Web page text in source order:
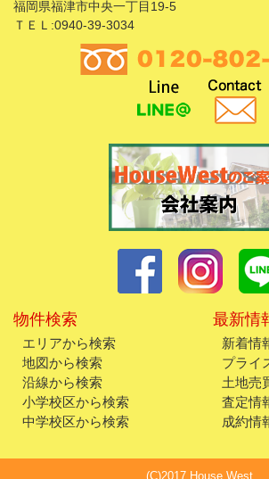
福岡県福津市中央一丁目19-5
ＴＥＬ:0940-39-3034
物件検索
エリアから検索
地図から検索
沿線から検索
小学校区から検索
中学校区から検索
最新情
新着情
プライ
土地売
査定情
成約情
(C)2017 House West